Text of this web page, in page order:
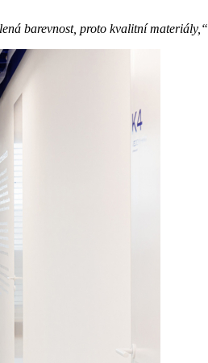
barevnost, proto kvalitní materiály,“